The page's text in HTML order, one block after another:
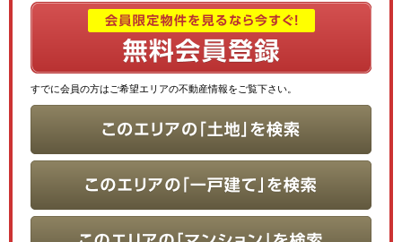
すでに会員の方はご希望エリアの不動産情報をご覧下さい。